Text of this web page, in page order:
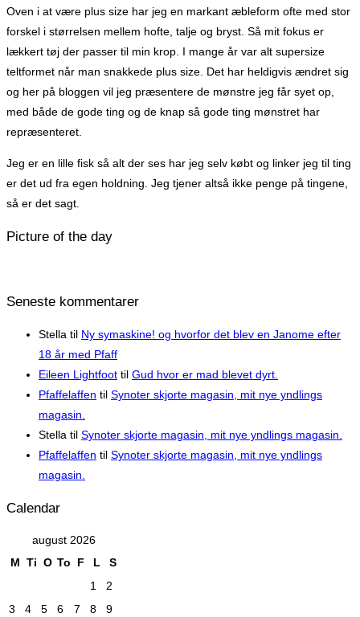
Oven i at være plus size har jeg en markant æbleform ofte med stor
forskel i størrelsen mellem hofte, talje og bryst. Så mit fokus er
lækkert tøj der passer til min krop. I mange år var alt supersize
teltformet når man snakkede plus size. Det har heldigvis ændret sig
og her på bloggen vil jeg præsentere de mønstre jeg får syet op,
med både de gode ting og de knap så gode ting mønstret har
repræsenteret.
Jeg er en lille fisk så alt der ses har jeg selv købt og linker jeg til ting
er det ud fra egen holdning. Jeg tjener altså ikke penge på tingene,
så er det sagt.
Picture of the day
Seneste kommentarer
Stella til Ny symaskine! og hvorfor det blev en Janome efter
18 år med Pfaff
Eileen Lightfoot til Gud hvor er mad blevet dyrt.
Pfaffelaffen til Synoter skjorte magasin, mit nye yndlings
magasin.
Stella til Synoter skjorte magasin, mit nye yndlings magasin.
Pfaffelaffen til Synoter skjorte magasin, mit nye yndlings
magasin.
Calendar
august 2026
M Ti O To F L
S
1
2
3
4 5 6 7 8
9